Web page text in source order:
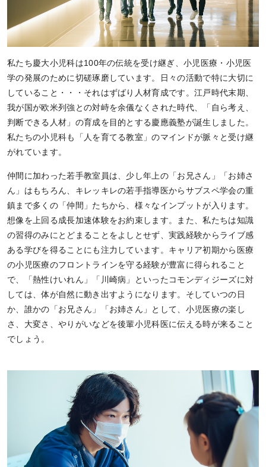
私たち慶大小児科は100年の伝統を受け継ぎ、小児医療・小児医
学の発展のために切磋琢磨しています。日々の活動で特に大切に
していること・・・それはずばり人材育成です。江戸時代末期、
我が国が欧米列強との対峙を余儀なくされた時代、「自ら考え、
判断できる人材」の育成を目的とする慶應義塾が誕生しました。
私たちの小児科も「人を育てる教室」のマインドが脈々と受け継
がれています。
仲間に加わった若手教室員は、少し年上の「お兄さん」「お姉さ
ん」はもちろん、キレッキレの若手指導医からサブスペ学会の重
鎮まで多くの「仲間」たちから、様々なインプットが入ります。
想像を上回る成長加速体験をお約束します。また、私たちは知識
の習得のみにとどまることをよしとせず、実践経験からライブ感
ある学びを得ることにも注力しています。キャリア初期から医療
の小児医療のフロントラインを守る経験が豊富に得られること
で、「熱性けいれん」「川崎病」といったコモンディジーズに対
しては、体が自然に動き出すようになります。そしていつの日
か、誰かの「お兄さん」「お姉さん」として、小児医療の楽し
さ、大変さ、やりがいなどを後輩小児科医に伝える時が来ること
でしょう。